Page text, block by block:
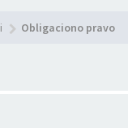
Obligaciono pravo